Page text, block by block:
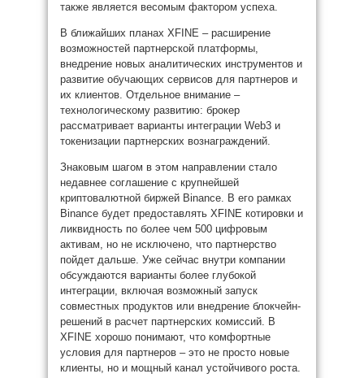
также является весомым фактором успеха.
В ближайших планах XFINE – расширение
возможностей партнерской платформы,
внедрение новых аналитических инструментов и
развитие обучающих сервисов для партнеров и
их клиентов. Отдельное внимание –
технологическому развитию: брокер
рассматривает варианты интеграции Web3 и
токенизации партнерских вознаграждений.
Знаковым шагом в этом направлении стало
недавнее соглашение с крупнейшей
криптовалютной биржей Binance. В его рамках
Binance будет предоставлять XFINE котировки и
ликвидность по более чем 500 цифровым
активам, но не исключено, что партнерство
пойдет дальше. Уже сейчас внутри компании
обсуждаются варианты более глубокой
интеграции, включая возможный запуск
совместных продуктов или внедрение блокчейн-
решений в расчет партнерских комиссий. В
XFINE хорошо понимают, что комфортные
условия для партнеров – это не просто новые
клиенты, но и мощный канал устойчивого роста.